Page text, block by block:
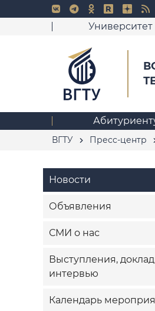
Университет
ВГТУ Пресс-центр
Новости
Объявления
СМИ о нас
Выступления,
интервью
Календарь